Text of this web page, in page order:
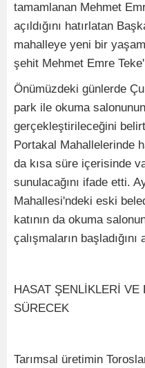
tamamlanan Mehmet
açıldığını hatırlatan
mahalleye yeni bir yaşam
şehit Mehmet Emre
Önümüzdeki günlerde
park ile okuma salonunun
gerçekleştirileceğini
Portakal Mahallelerinde
da kısa süre içerisinde
sunulacağını ifade etti.
Mahallesi'ndeki eski
katının da okuma
çalışmaların başladığını
HASAT ŞENLİKLERİ VE
SÜRECEK
Tarımsal üretimin